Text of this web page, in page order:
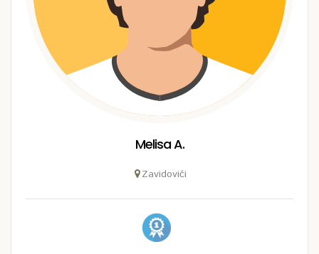
Melisa A.
Zavidovići